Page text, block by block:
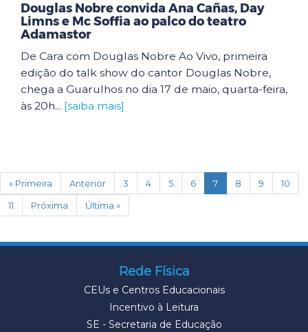
Douglas Nobre convida Ana Cañas, Day
Limns e Mc Soffia ao palco do teatro
Adamastor
De Cara com Douglas Nobre Ao Vivo, primeira
edição do talk show do cantor Douglas Nobre,
chega a Guarulhos no dia 17 de maio, quarta-feira,
às 20h... [saiba mais]
« Primeira Anterior 3 4 5 6 7(current)
8 9
10
11
Próxima Última »
Rede Física
CEUs e Centros Educacionais
Incentivo à Leitura
SE - Secretaria de Educação